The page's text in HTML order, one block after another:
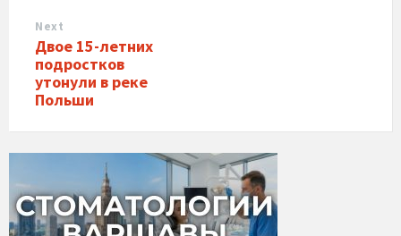
Next
Двое 15-летних
подростков
утонули в реке
Польши